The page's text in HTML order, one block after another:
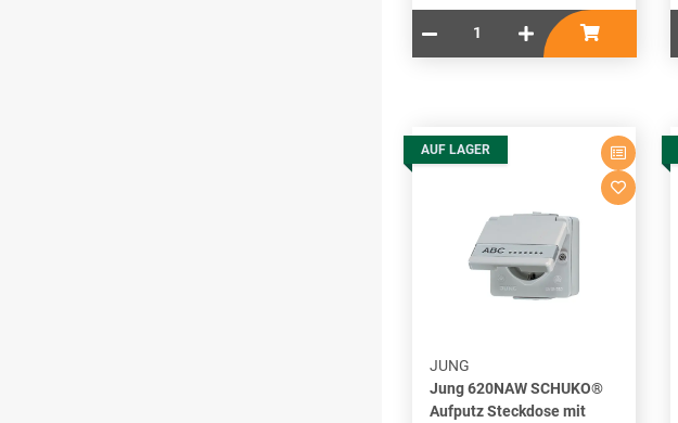
AUF LAGER
JUNG
Jung 620NAW SCHUKO®
Aufputz Steckdose mit